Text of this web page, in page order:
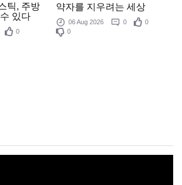
틱, 주방
있다
0
약자를 지우려는 세상
06 Aug 2026 0
0
0